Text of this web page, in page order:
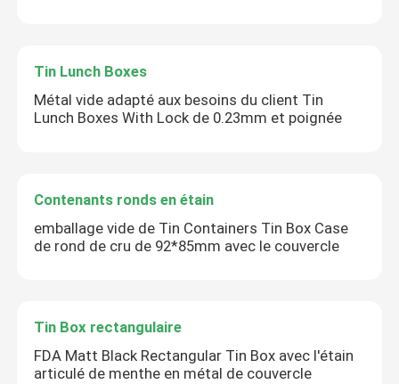
Tin Lunch Boxes
Métal vide adapté aux besoins du client Tin
Lunch Boxes With Lock de 0.23mm et poignée
Contenants ronds en étain
emballage vide de Tin Containers Tin Box Case
de rond de cru de 92*85mm avec le couvercle
Tin Box rectangulaire
FDA Matt Black Rectangular Tin Box avec l'étain
articulé de menthe en métal de couvercle